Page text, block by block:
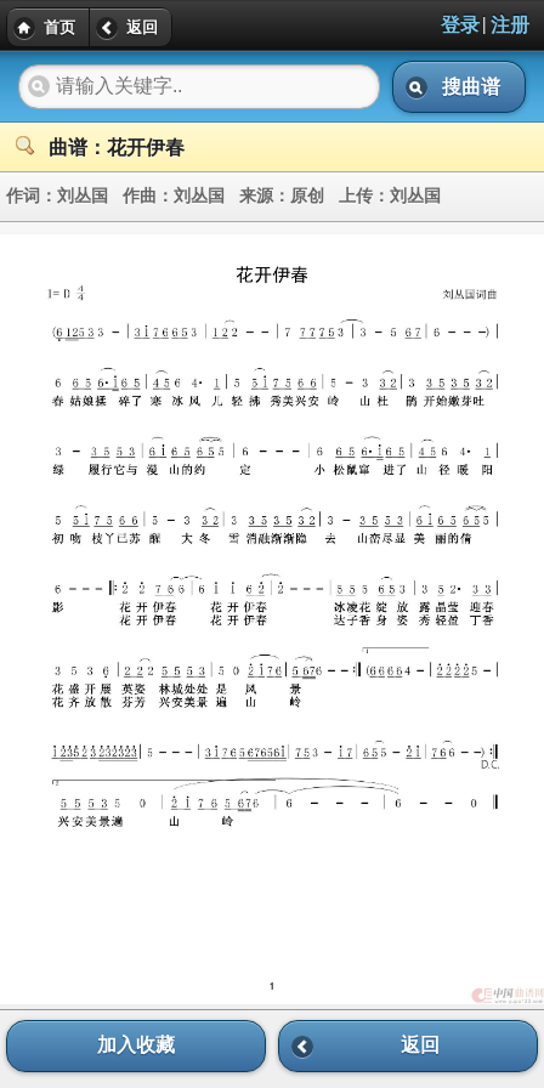
首页 返回 登录| 注册
搜曲谱
曲谱：花开伊春
作词： 刘丛国 作曲： 刘丛国 来源： 原创 上传： 刘丛国
加入收藏 返回